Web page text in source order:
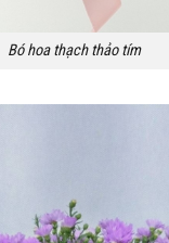
Bó hoa thạch thảo tím